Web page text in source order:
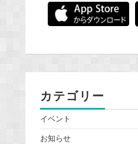
カテゴリー
イベント
お知らせ